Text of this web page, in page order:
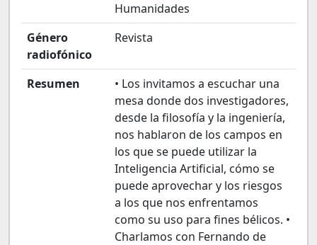
Humanidades
Género
radiofónico
Revista
Resumen
• Los invitamos a escuchar una
mesa donde dos investigadores,
desde la filosofía y la ingeniería,
nos hablaron de los campos en
los que se puede utilizar la
Inteligencia Artificial, cómo se
puede aprovechar y los riesgos
a los que nos enfrentamos
como su uso para fines bélicos. •
Charlamos con Fernando de